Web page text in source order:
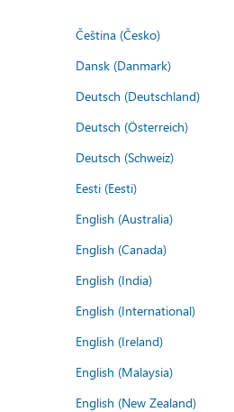
Čeština (Česko)
Dansk (Danmark)
Deutsch (Deutschland)
Deutsch (Österreich)
Deutsch (Schweiz)
Eesti (Eesti)
English (Australia)
English (Canada)
English (India)
English (International)
English (Ireland)
English (Malaysia)
English (New Zealand)